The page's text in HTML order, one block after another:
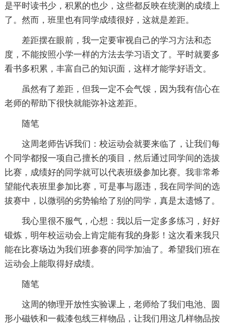
是平时读书少，积累的也少，这些都反映在统测的成绩上
了。然而，班里也有同学成绩很好，这就是差距。
差距摆在眼前，我一定要审视自己的学习方法和态
度，不能按照小学一样的方法去学习语文了。平时就要多
看书多积累，丰富自己的知识面，这样才能学好语文。
虽然有了差距，但我一定不会气馁，因为我有信心在
老师的帮助下很快就能弥补这差距。
随笔
这周老师告诉我们：校运动会就要来临了，让我们每
个同学都报一项自己擅长的项目，然后通过同学间的选拔
比赛，成绩好的同学就可以代表班级参加比赛。我非常希
望能代表班里参加比赛，可是事与愿违，我在同学间的选
拔赛中，以微弱的劣势输给了别的同学，真是太遗憾了。
我心里很不服气，心想：我以后一定多多练习，好好
锻炼，明年校运动会上肯定能有我的身影！这次看来我只
能在比赛场边为我们班参赛的同学加油了。希望我们班在
运动会上能取得好成绩。
随笔
这周的物理开放性实验课上，老师给了我们电池、圆
形小磁铁和一截漆包线三样物品，让我们用这几样物品按